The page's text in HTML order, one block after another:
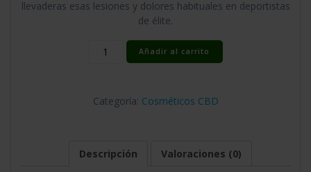
llevaderas esas lesiones y dolores habituales en deportistas
de élite.
Crema
Añadir al carrito
Categoría: Cosméticos CBD
Descripción Valoraciones (0)